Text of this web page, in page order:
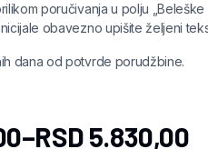
poručivanja u polju „Beleške
obavezno upišite željeni
dana od potvrde porudžbine.
–RSD5.830,00